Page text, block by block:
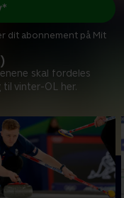
skal fordeles
vinter-OL her.
dit abonnement på Mit